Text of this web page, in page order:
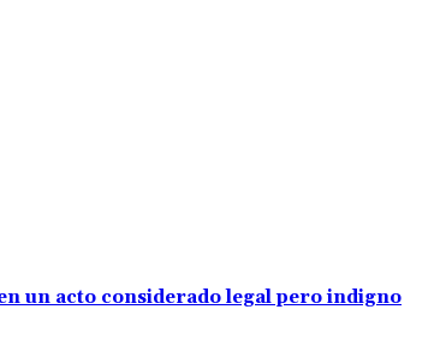
un acto considerado legal pero indigno